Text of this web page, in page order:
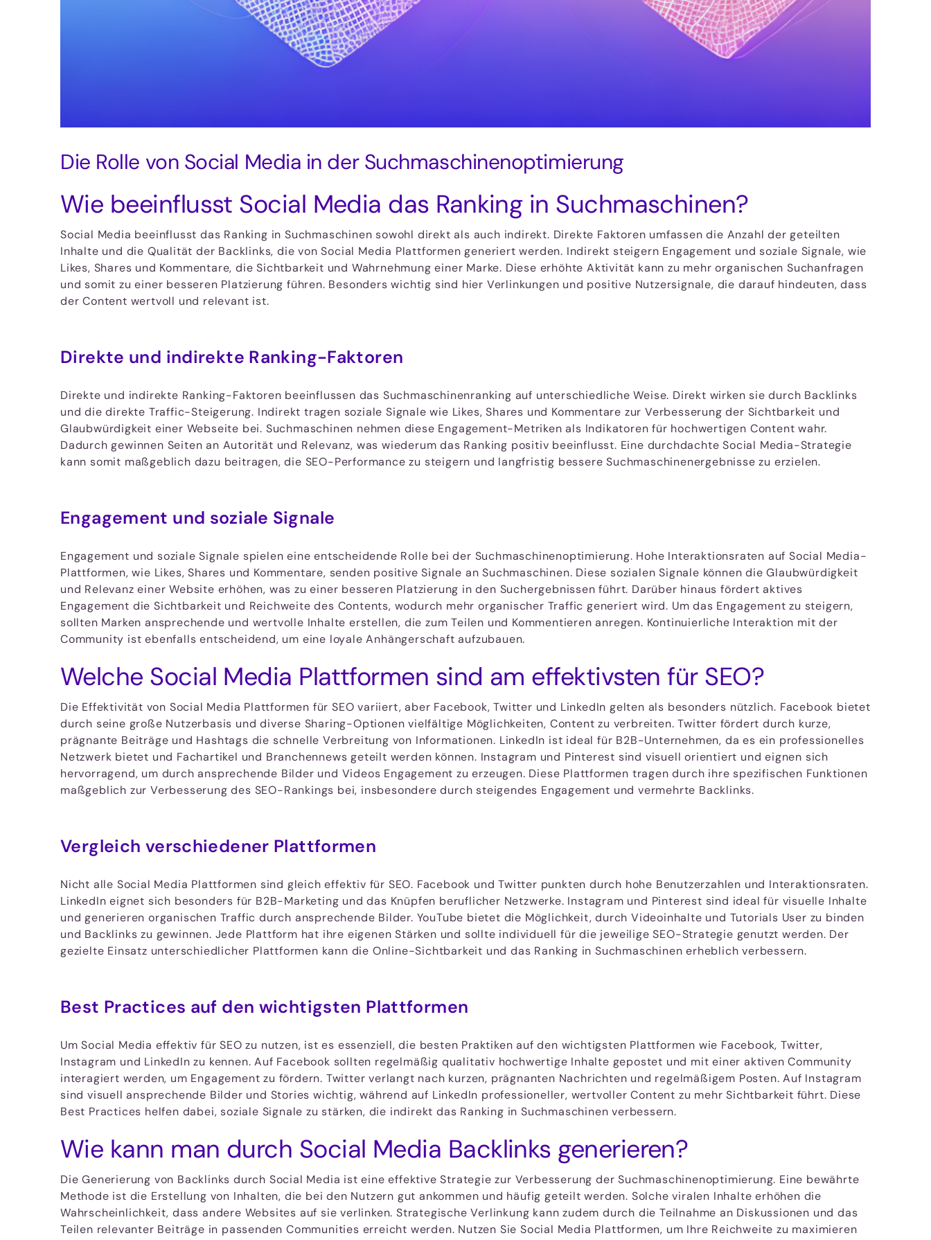
Die Rolle von Social Media in der Suchmaschinenoptimierung
Wie beeinflusst Social Media das Ranking in Suchmaschinen?
Social Media beeinflusst das Ranking in Suchmaschinen sowohl direkt als auch indirekt. Direkte Faktoren umfassen die Anzahl der geteilten
Inhalte und die Qualität der Backlinks, die von Social Media Plattformen generiert werden. Indirekt steigern Engagement und soziale Signale, wie
Likes, Shares und Kommentare, die Sichtbarkeit und Wahrnehmung einer Marke. Diese erhöhte Aktivität kann zu mehr organischen Suchanfragen
und somit zu einer besseren Platzierung führen. Besonders wichtig sind hier Verlinkungen und positive Nutzersignale, die darauf hindeuten, dass
der Content wertvoll und relevant ist.
Direkte und indirekte Ranking-Faktoren
Direkte und indirekte Ranking-Faktoren beeinflussen das Suchmaschinenranking auf unterschiedliche Weise. Direkt wirken sie durch Backlinks
und die direkte Traffic-Steigerung. Indirekt tragen soziale Signale wie Likes, Shares und Kommentare zur Verbesserung der Sichtbarkeit und
Glaubwürdigkeit einer Webseite bei. Suchmaschinen nehmen diese Engagement-Metriken als Indikatoren für hochwertigen Content wahr.
Dadurch gewinnen Seiten an Autorität und Relevanz, was wiederum das Ranking positiv beeinflusst. Eine durchdachte Social Media-Strategie
kann somit maßgeblich dazu beitragen, die SEO-Performance zu steigern und langfristig bessere Suchmaschinenergebnisse zu erzielen.
Engagement und soziale Signale
Engagement und soziale Signale spielen eine entscheidende Rolle bei der Suchmaschinenoptimierung. Hohe Interaktionsraten auf Social Media-
Plattformen, wie Likes, Shares und Kommentare, senden positive Signale an Suchmaschinen. Diese sozialen Signale können die Glaubwürdigkeit
und Relevanz einer Website erhöhen, was zu einer besseren Platzierung in den Suchergebnissen führt. Darüber hinaus fördert aktives
Engagement die Sichtbarkeit und Reichweite des Contents, wodurch mehr organischer Traffic generiert wird. Um das Engagement zu steigern,
sollten Marken ansprechende und wertvolle Inhalte erstellen, die zum Teilen und Kommentieren anregen. Kontinuierliche Interaktion mit der
Community ist ebenfalls entscheidend, um eine loyale Anhängerschaft aufzubauen.
Welche Social Media Plattformen sind am effektivsten für SEO?
Die Effektivität von Social Media Plattformen für SEO variiert, aber Facebook, Twitter und LinkedIn gelten als besonders nützlich. Facebook bietet
durch seine große Nutzerbasis und diverse Sharing-Optionen vielfältige Möglichkeiten, Content zu verbreiten. Twitter fördert durch kurze,
prägnante Beiträge und Hashtags die schnelle Verbreitung von Informationen. LinkedIn ist ideal für B2B-Unternehmen, da es ein professionelles
Netzwerk bietet und Fachartikel und Branchennews geteilt werden können. Instagram und Pinterest sind visuell orientiert und eignen sich
hervorragend, um durch ansprechende Bilder und Videos Engagement zu erzeugen. Diese Plattformen tragen durch ihre spezifischen Funktionen
maßgeblich zur Verbesserung des SEO-Rankings bei, insbesondere durch steigendes Engagement und vermehrte Backlinks.
Vergleich verschiedener Plattformen
Nicht alle Social Media Plattformen sind gleich effektiv für SEO. Facebook und Twitter punkten durch hohe Benutzerzahlen und Interaktionsraten.
LinkedIn eignet sich besonders für B2B-Marketing und das Knüpfen beruflicher Netzwerke. Instagram und Pinterest sind ideal für visuelle Inhalte
und generieren organischen Traffic durch ansprechende Bilder. YouTube bietet die Möglichkeit, durch Videoinhalte und Tutorials User zu binden
und Backlinks zu gewinnen. Jede Plattform hat ihre eigenen Stärken und sollte individuell für die jeweilige SEO-Strategie genutzt werden. Der
gezielte Einsatz unterschiedlicher Plattformen kann die Online-Sichtbarkeit und das Ranking in Suchmaschinen erheblich verbessern.
Best Practices auf den wichtigsten Plattformen
Um Social Media effektiv für SEO zu nutzen, ist es essenziell, die besten Praktiken auf den wichtigsten Plattformen wie Facebook, Twitter,
Instagram und LinkedIn zu kennen. Auf Facebook sollten regelmäßig qualitativ hochwertige Inhalte gepostet und mit einer aktiven Community
interagiert werden, um Engagement zu fördern. Twitter verlangt nach kurzen, prägnanten Nachrichten und regelmäßigem Posten. Auf Instagram
sind visuell ansprechende Bilder und Stories wichtig, während auf LinkedIn professioneller, wertvoller Content zu mehr Sichtbarkeit führt. Diese
Best Practices helfen dabei, soziale Signale zu stärken, die indirekt das Ranking in Suchmaschinen verbessern.
Wie kann man durch Social Media Backlinks generieren?
Die Generierung von Backlinks durch Social Media ist eine effektive Strategie zur Verbesserung der Suchmaschinenoptimierung. Eine bewährte
Methode ist die Erstellung von Inhalten, die bei den Nutzern gut ankommen und häufig geteilt werden. Solche viralen Inhalte erhöhen die
Wahrscheinlichkeit, dass andere Websites auf sie verlinken. Strategische Verlinkung kann zudem durch die Teilnahme an Diskussionen und das
Teilen relevanter Beiträge in passenden Communities erreicht werden. Nutzen Sie Social Media Plattformen, um Ihre Reichweite zu maximieren